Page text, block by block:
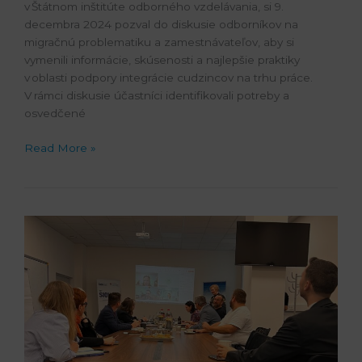
v Štátnom inštitúte odborného vzdelávania, si 9.
decembra 2024 pozval do diskusie odborníkov na
migračnú problematiku a zamestnávateľov, aby si
vymenili informácie, skúsenosti a najlepšie praktiky
v oblasti podpory integrácie cudzincov na trhu práce.
V rámci diskusie účastníci identifikovali potreby a
osvedčené
Read More »
vyzerať
odborná
maturita
storočia?